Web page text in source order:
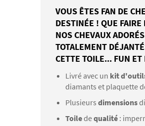
VOUS ÊTES FAN DE
DESTINÉE ! QUE
NOS CHEVAUX
TOTALEMENT
CETTE TOILE... FUN
Livré avec un kit
diamants et plaquette
Plusieurs dimensions
Toiledequalité :